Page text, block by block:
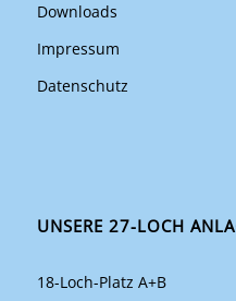
Downloads
Impressum
Datenschutz
UNSERE 27-LOCH
18-Loch-Platz A+B